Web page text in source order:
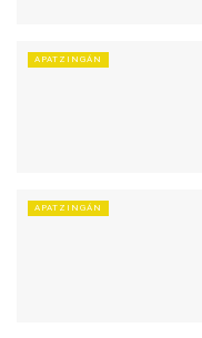
APATZINGÁN
APATZINGÁN